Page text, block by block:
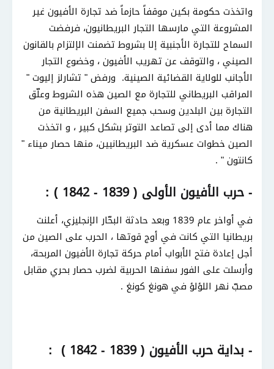
واتخذت حكومة بكين موقفاً حازماً ضد تجارة الأفيون غير
المشروعة التي مارسها التجار البريطانيون، فرفضت
السماح للتجارة الأجنبية إلا بشروط تضمنت الإلتزام بالقانون
الصيني ، والتوقف عن تهريب الأفيون ، وخضوع التجار
الأجانب للولاية القضائية الصينية. ورفض " تشارلز إليوت "
المراقب البريطاني للتجارة مع الصين هذه الشروط وعلّق
التجارة بين البلدين وسحب جميع السفن البريطانية من
هناك مما أدى إلى تصاعد التوتر بشكل كبير ، و اتخذت
الصين خطوات عسكرية ضد البريطانيين، منها حصار ميناء "
كانتون " .
- حرب الأفيون الأولى ( 1839 - 1842 ) :
في أواخر عام 1839 وبعد حادثة البحّار الإنجليزي، أعلنت
بريطانيا التي كانت في أوج قوتها ، الحرب على الصين من
أجل إعادة فتح الأبواب أمام حركة تجارة الأفيون المربحة،
وأرسلت على الفور سفنها الحربية لضرب حصار بحري مقابل
مصبّ نهر اللؤلؤ في هونغ كونغ .
- بداية حرب الأفيون ( 1839 - 1842 ) :